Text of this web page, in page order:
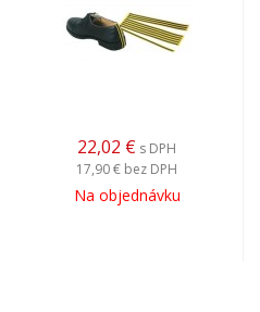
22,02 € s DPH
17,90 € bez DPH
Na objednávku